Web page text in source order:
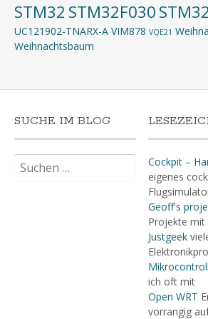
STM32 STM32F030
UC121902-TNARX-A VIM878 VQE21
Weihnachtsbaum
SUCHE IM BLOG
nach:
Cockpit –
eigenes
Geoff's
Projekte mit
Justgeek
ich oft mit
Open WRT
vorrangig